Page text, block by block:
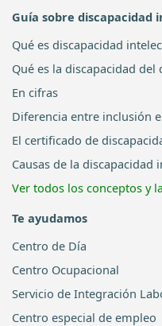
Guía sobre discapacidad
Qué es discapacidad
Qué es la discapacidad del
En cifras
Diferencia entre inclusión
El certificado de
Causas de la discapacidad
Ver todos los conceptos y
Te ayudamos
Centro de Día
Centro Ocupacional
Servicio de Integración
Centro especial de empleo